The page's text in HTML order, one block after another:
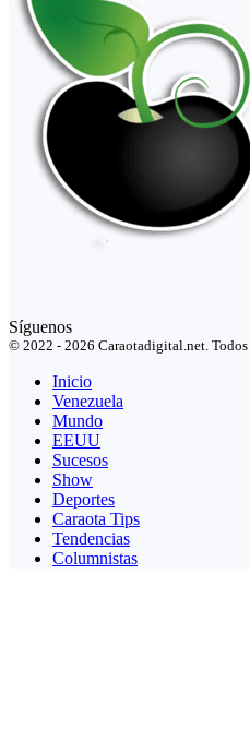
Síguenos
© 2022 - 2026 Caraotadigital.net. Todos
Inicio
Venezuela
Mundo
EEUU
Sucesos
Show
Deportes
Caraota Tips
Tendencias
Columnistas